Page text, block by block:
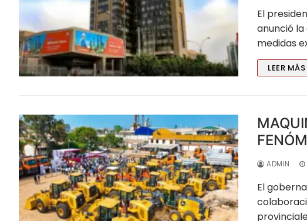
Loreto
Madre de Dios
Nacionales
Pasco
Piura
Puno
El
anunció
medidas
LEER
ADMIN
El